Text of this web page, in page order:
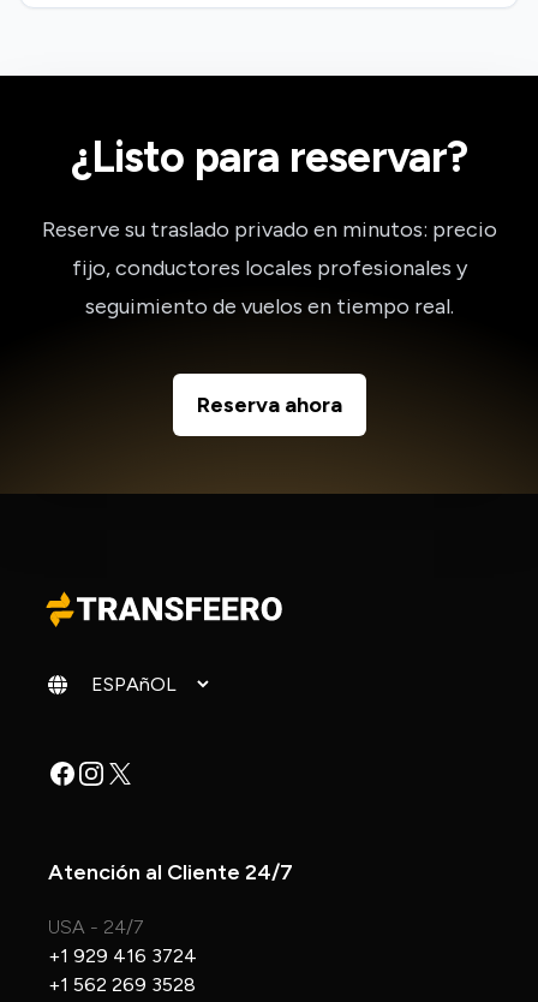
¿Listo para reservar?
Reserve su traslado privado en minutos: precio
fijo, conductores locales profesionales y
seguimiento de vuelos en tiempo real.
Reserva ahora
Cambiar idioma
Facebook
Instagram
X
Atención al Cliente 24/7
USA - 24/7
+1 929 416 3724
+1 562 269 3528